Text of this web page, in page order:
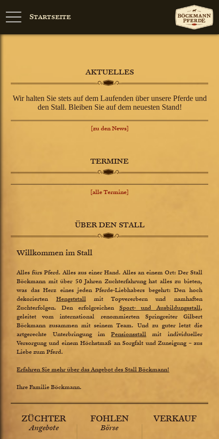
Startseite
ZÜCHTER
Angebote
FOHLEN
Börse
VERKAUF
AKTUELLES
Wir halten Sie stets auf dem Laufenden über unsere Pferde und
den Stall. Bleiben Sie auf dem neuesten Stand!
[zu den News]
TERMINE
[alle Termine]
ÜBER DEN STALL
Willkommen im Stall
Alles fürs Pferd. Alles aus einer Hand. Alles an einem Ort: Der Stall
Böckmann mit über 50 Jahren Zuchterfahrung hat alles zu bieten,
was das Herz eines jeden Pferde-Liebhabers begehrt: Den hoch
dekorierten Hengststallmit Topvererbern und namhaften
Zuchterfolgen. Den erfolgreichen Sport- und Ausbildungsstall,
geleitet vom international renommierten Springreiter Gilbert
Böckmann zusammen mit seinem Team. Und zu guter letzt die
artgerechte Unterbringung imPensionsstall mit individueller
Versorgung und einem Höchstmaß an Sorgfalt und Zuneigung – aus
Liebe zum Pferd.
Erfahren Sie mehr über das Angebot des Stall Böckmann!
Ihre Familie Böckmann.